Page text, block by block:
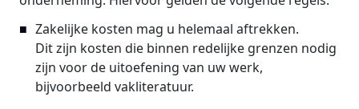
Zakelijke kosten mag u helemaal aftrekken.
Dit zijn kosten die binnen redelijke grenzen nodig
zijn voor de uitoefening van uw werk,
bijvoorbeeld vakliteratuur.